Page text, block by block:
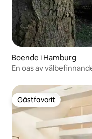
Boende i Hamburg
En oas av
Gästfavorit
Gästfavorit